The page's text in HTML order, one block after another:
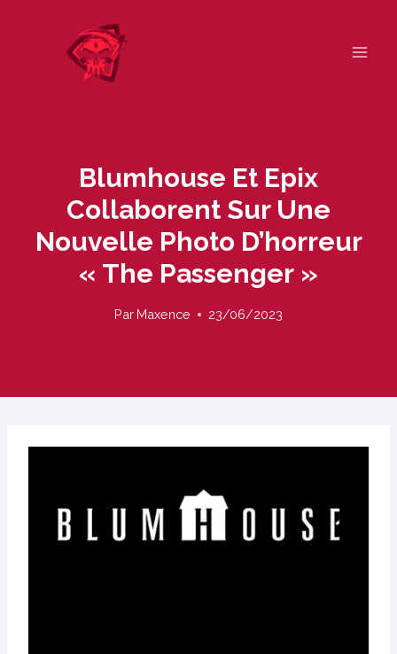
Blumhouse Et Epix
Collaborent Sur Une
Nouvelle Photo D’horreur
« The Passenger »
Par Maxence 23/06/2023